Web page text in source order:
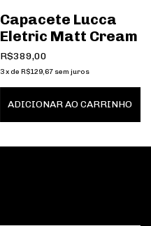
Capacete Lucca
Eletric Matt Cream
R$389,00
3 x de R$129,67 sem juros
ADICIONAR AO CARRINHO